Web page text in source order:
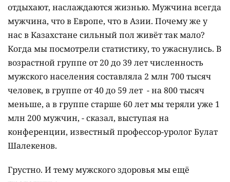
отдыхают, наслаждаются жизнью. Мужчина всегда
мужчина, что в Европе, что в Азии. Почему же у
нас в Казахстане сильный пол живёт так мало?
Когда мы посмотрели статистику, то ужаснулись. В
возрастной группе от 20 до 39 лет численность
мужского населения составляла 2 млн 700 тысяч
человек, в группе от 40 до 59 лет - на 800 тысяч
меньше, а в группе старше 60 лет мы теряли уже 1
млн 200 мужчин, - сказал, выступая на
конференции, известный профессор-уролог Булат
Шалекенов.
Грустно. И тему мужского здоровья мы ещё